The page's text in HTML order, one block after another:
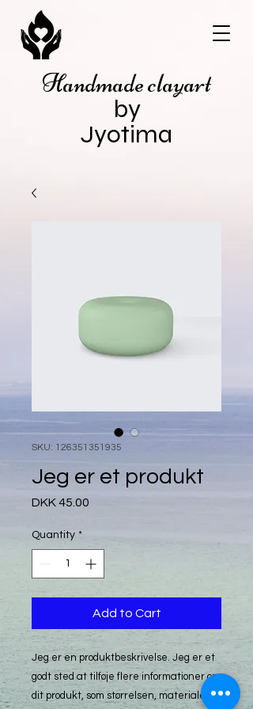
Handmade clayart
by
Jyotima
SKU: 126351351935
Jeg er et produkt
DKK 45.00
Quantity *
Add to Cart
Jeg er en produktbeskrivelse. Jeg er et
godt sted at tilføje flere informationer om
dit produkt, som størrelsen, materialet,